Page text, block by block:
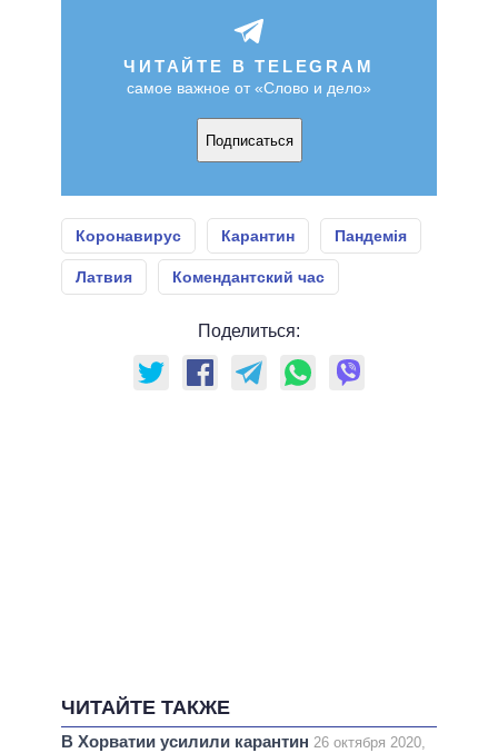
ЧИТАЙТЕ В TELEGRAM
самое важное от «Слово и дело»
Подписаться
Коронавирус Карантин Пандемія
Латвия Комендантский час
Поделиться:
ЧИТАЙТЕ ТАКЖЕ
В Хорватии усилили карантин 26 октября 2020,